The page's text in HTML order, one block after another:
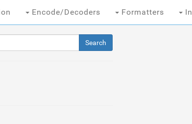
Encode/Decoders Formatters